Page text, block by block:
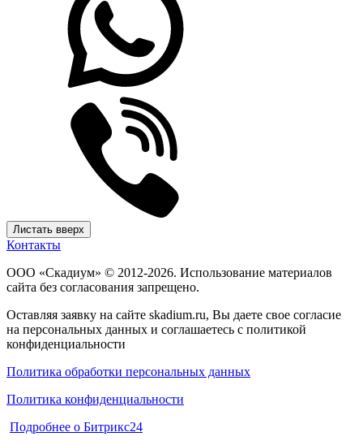
Листать вверх
Контакты
ООО «Скадиум» © 2012-2026. Использование материалов
сайта без согласования запрещено.
Оставляя заявку на сайте skadium.ru, Вы даете свое согласие
на персональных данных и соглашаетесь c политикой
конфиденциальности
Политика обработки персональных данных
Политика конфиденциальности
Подробнее о Битрикс24